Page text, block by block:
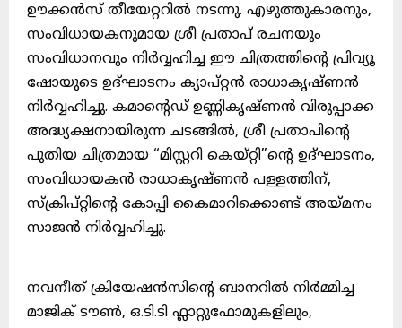
ഊക്കൻസ് തീയേറ്ററിൽ നടന്നു. എഴുത്തുകാരനും,
സംവിധായകനുമായ ശ്രീ പ്രതാപ് രചനയും
സംവിധാനവും നിർവ്വഹിച്ച ഈ ചിത്രത്തിന്റെ പ്രിവ്യൂ
ഷോയുടെ ഉദ്ഘാടനം ക്യാപ്റ്റൻ രാധാകൃഷ്ണൻ
നിർവ്വഹിച്ചു. കമാന്റെഡ് ഉണ്ണികൃഷ്ണൻ വിരുപ്പാക്ക
അദ്ധ്യക്ഷനായിരുന്ന ചടങ്ങിൽ, ശ്രീ പ്രതാപിന്റെ
പുതിയ ചിത്രമായ “മിസ്റ്ററി കെയ്റ്റി”ന്റെ ഉദ്ഘാടനം,
സംവിധായകൻ രാധാകൃഷ്ണൻ പള്ളത്തിന്,
സ്ക്രിപ്റ്റിന്റെ കോപ്പി കൈമാറിക്കൊണ്ട് അയ്മനം
സാജൻ നിർവ്വഹിച്ചു.
നവനീത് ക്രിയേഷൻസിൻ്റെ ബാനറിൽ നിർമ്മിച്ച
മാജിക് ടൗൺ, ഒ.ടി.ടി ഫ്ലാറ്റുഫോമുകളിലും,